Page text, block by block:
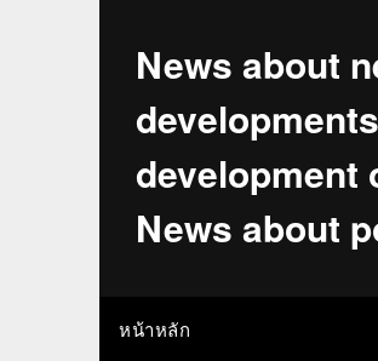
News about
development
News about
หน้าหลัก